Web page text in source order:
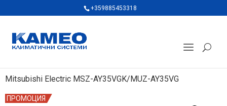
+359885453318
Mitsubishi Electric MSZ-AY35VGK/MUZ-AY35VG
ПРОМОЦИЯ